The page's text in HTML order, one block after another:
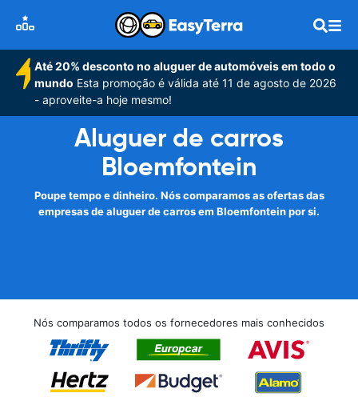
Até 20% desconto no aluguer de automóveis em todo o
mundo Esta promoção é válida até 11 de agosto de 2026
- aproveite-a hoje mesmo!
Aluguer de carros
Bloemfontein
Poupe tempo e dinheiro. Nós comparamos as ofertas das
empresas de aluguer de carros em Bloemfontein por si.
Nós comparamos todos os fornecedores mais conhecidos